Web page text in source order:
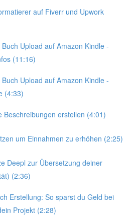
auf Fiverr und Upwork
Upload auf Amazon Kindle -
(11:16)
Upload auf Amazon Kindle -
(4:33)
Beschreibungen erstellen (4:01)
um Einnahmen zu erhöhen (2:25)
Deepl zur Übersetzung deiner
(2:36)
Erstellung: So sparst du Geld bei
Projekt (2:28)